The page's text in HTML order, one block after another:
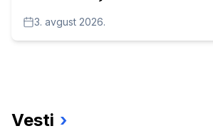
3. avgust 2026.
Vesti ›